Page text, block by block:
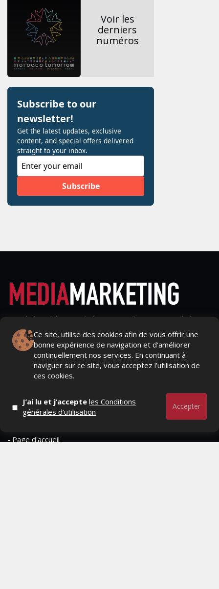
Voir les
derniers
numéros
Ce site, utilise des cookies afin de vous offrir une
bonne expérience de navigation et d’améliorer
continuellement nos services. En continuant à
naviguer sur ce site, vous acceptez l’utilisation de
ces cookies.
J’ai lu et j’accepteles Conditions
générales d'utilisation
Accepter
Actualités Média, Actualités Com/Market/Ntic, Actualités
Distrib, Dossier, Interview, Stratégies, Communication,
Marques avenue, Relations presse, Créa, Baromètre,
People, Métier, Profil...
RESTER CONNECTÉ
PAGES
- Page d'accueil